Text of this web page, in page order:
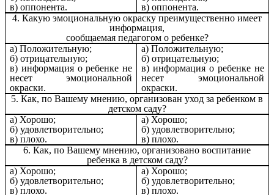
в) оппонента.
в) оппонента.
4. Какую эмоциональную окраску преимущественно имеет
информация,
сообщаемая педагогом о ребенке?
а) Положительную;
б) отрицательную;
в) информация о ребенке не
несет эмоциональной
окраски.
а) Положительную;
б) отрицательную;
в) информация о ребенке не
несет эмоциональной
окраски.
5. Как, по Вашему мнению, организован уход за ребенком в
детском саду?
а) Хорошо;
б) удовлетворительно;
в) плохо.
а) Хорошо;
б) удовлетворительно;
в) плохо.
6. Как, по Вашему мнению, организовано воспитание
ребенка в детском саду?
а) Хорошо;
б) удовлетворительно;
в) плохо.
а) Хорошо;
б) удовлетворительно;
в) плохо.